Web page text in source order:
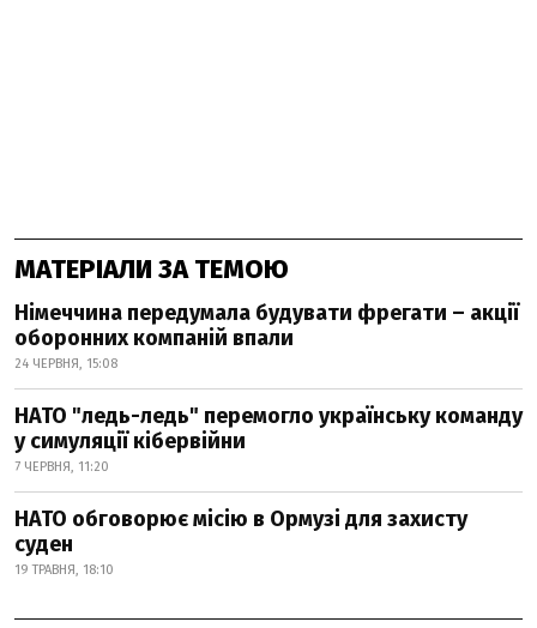
МАТЕРІАЛИ ЗА ТЕМОЮ
Німеччина передумала будувати фрегати – акції
оборонних компаній впали
24 ЧЕРВНЯ, 15:08
НАТО "ледь-ледь" перемогло українську команду
у симуляції кібервійни
7 ЧЕРВНЯ, 11:20
НАТО обговорює місію в Ормузі для захисту
суден
19 ТРАВНЯ, 18:10